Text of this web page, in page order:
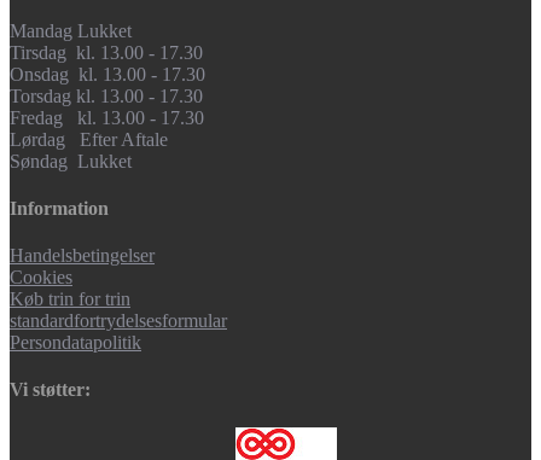
Mandag Lukket
Tirsdag kl. 13.00 - 17.30
Onsdag kl. 13.00 - 17.30
Torsdag kl. 13.00 - 17.30
Fredag kl. 13.00 - 17.30
Lørdag Efter Aftale
Søndag Lukket
Information
Handelsbetingelser
Cookies
Køb trin for trin
standardfortrydelsesformular
Persondatapolitik
Vi støtter: